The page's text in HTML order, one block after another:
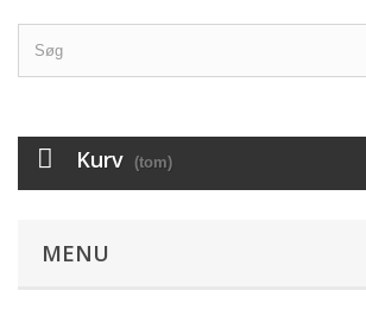
Kurv (tom)
MENU